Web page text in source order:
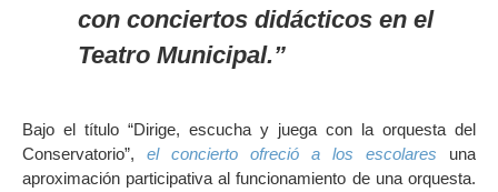
con conciertos didácticos en el
Teatro Municipal.”
Bajo el título “Dirige, escucha y juega con la orquesta del
Conservatorio”, el concierto ofreció a los escolares una
aproximación participativa al funcionamiento de una orquesta.